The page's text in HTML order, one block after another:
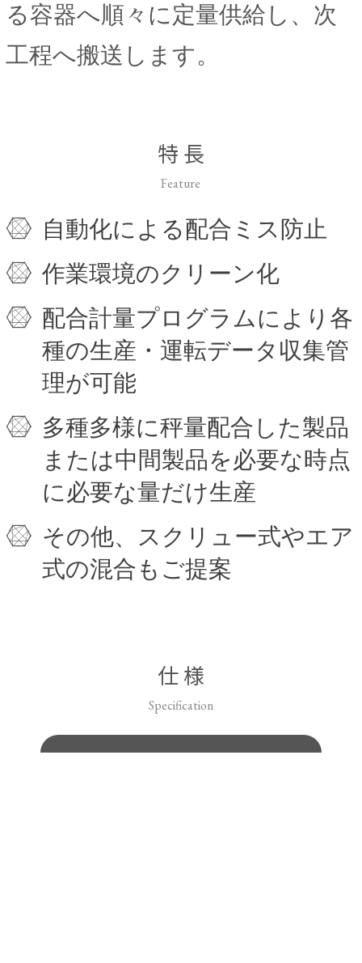
る容器へ順々に定量供給し、次
工程へ搬送します。
特 長
Feature
自動化による配合ミス防止
作業環境のクリーン化
配合計量プログラムにより各
種の生産・運転データ収集管
理が可能
多種多様に秤量配合した製品
または中間製品を必要な時点
に必要な量だけ生産
その他、スクリュー式やエア
式の混合もご提案
仕 様
Specification